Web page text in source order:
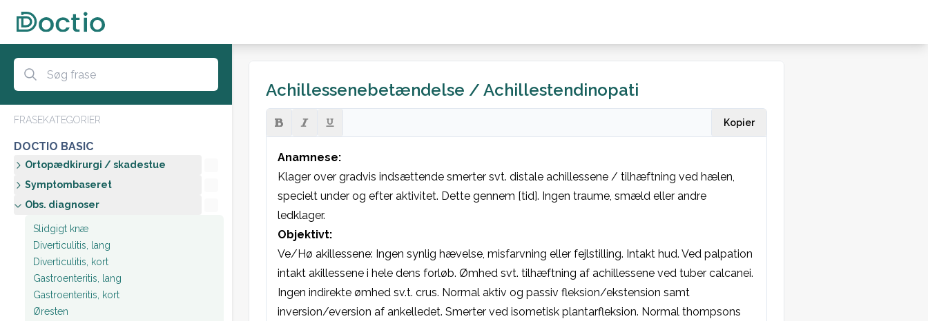
FRASEKATEGORIER
DOCTIO BASIC
Ortopædkirurgi / skadestue
Symptombaseret
Obs. diagnoser
Slidgigt knæ
Diverticulitis, lang
Diverticulitis, kort
Gastroenteritis, lang
Gastroenteritis, kort
Øresten
Achillessenebetændelse / Achillestendinopati
Kopier
Anamnese:
Klager over gradvis indsættende smerter svt. distale achillessene / tilhæftning ved hælen,
specielt under og efter aktivitet. Dette gennem [tid]. Ingen traume, smæld eller andre
ledklager.
Objektivt:
Ve/Hø akillessene: Ingen synlig hævelse, misfarvning eller fejlstilling. Intakt hud. Ved palpation
intakt akillessene i hele dens forløb. Ømhed svt. tilhæftning af achillessene ved tuber calcanei.
Ingen indirekte ømhed sv.t. crus. Normal aktiv og passiv fleksion/ekstension samt
inversion/eversion af ankelledet. Smerter ved isometisk plantarfleksion. Normal thompsons